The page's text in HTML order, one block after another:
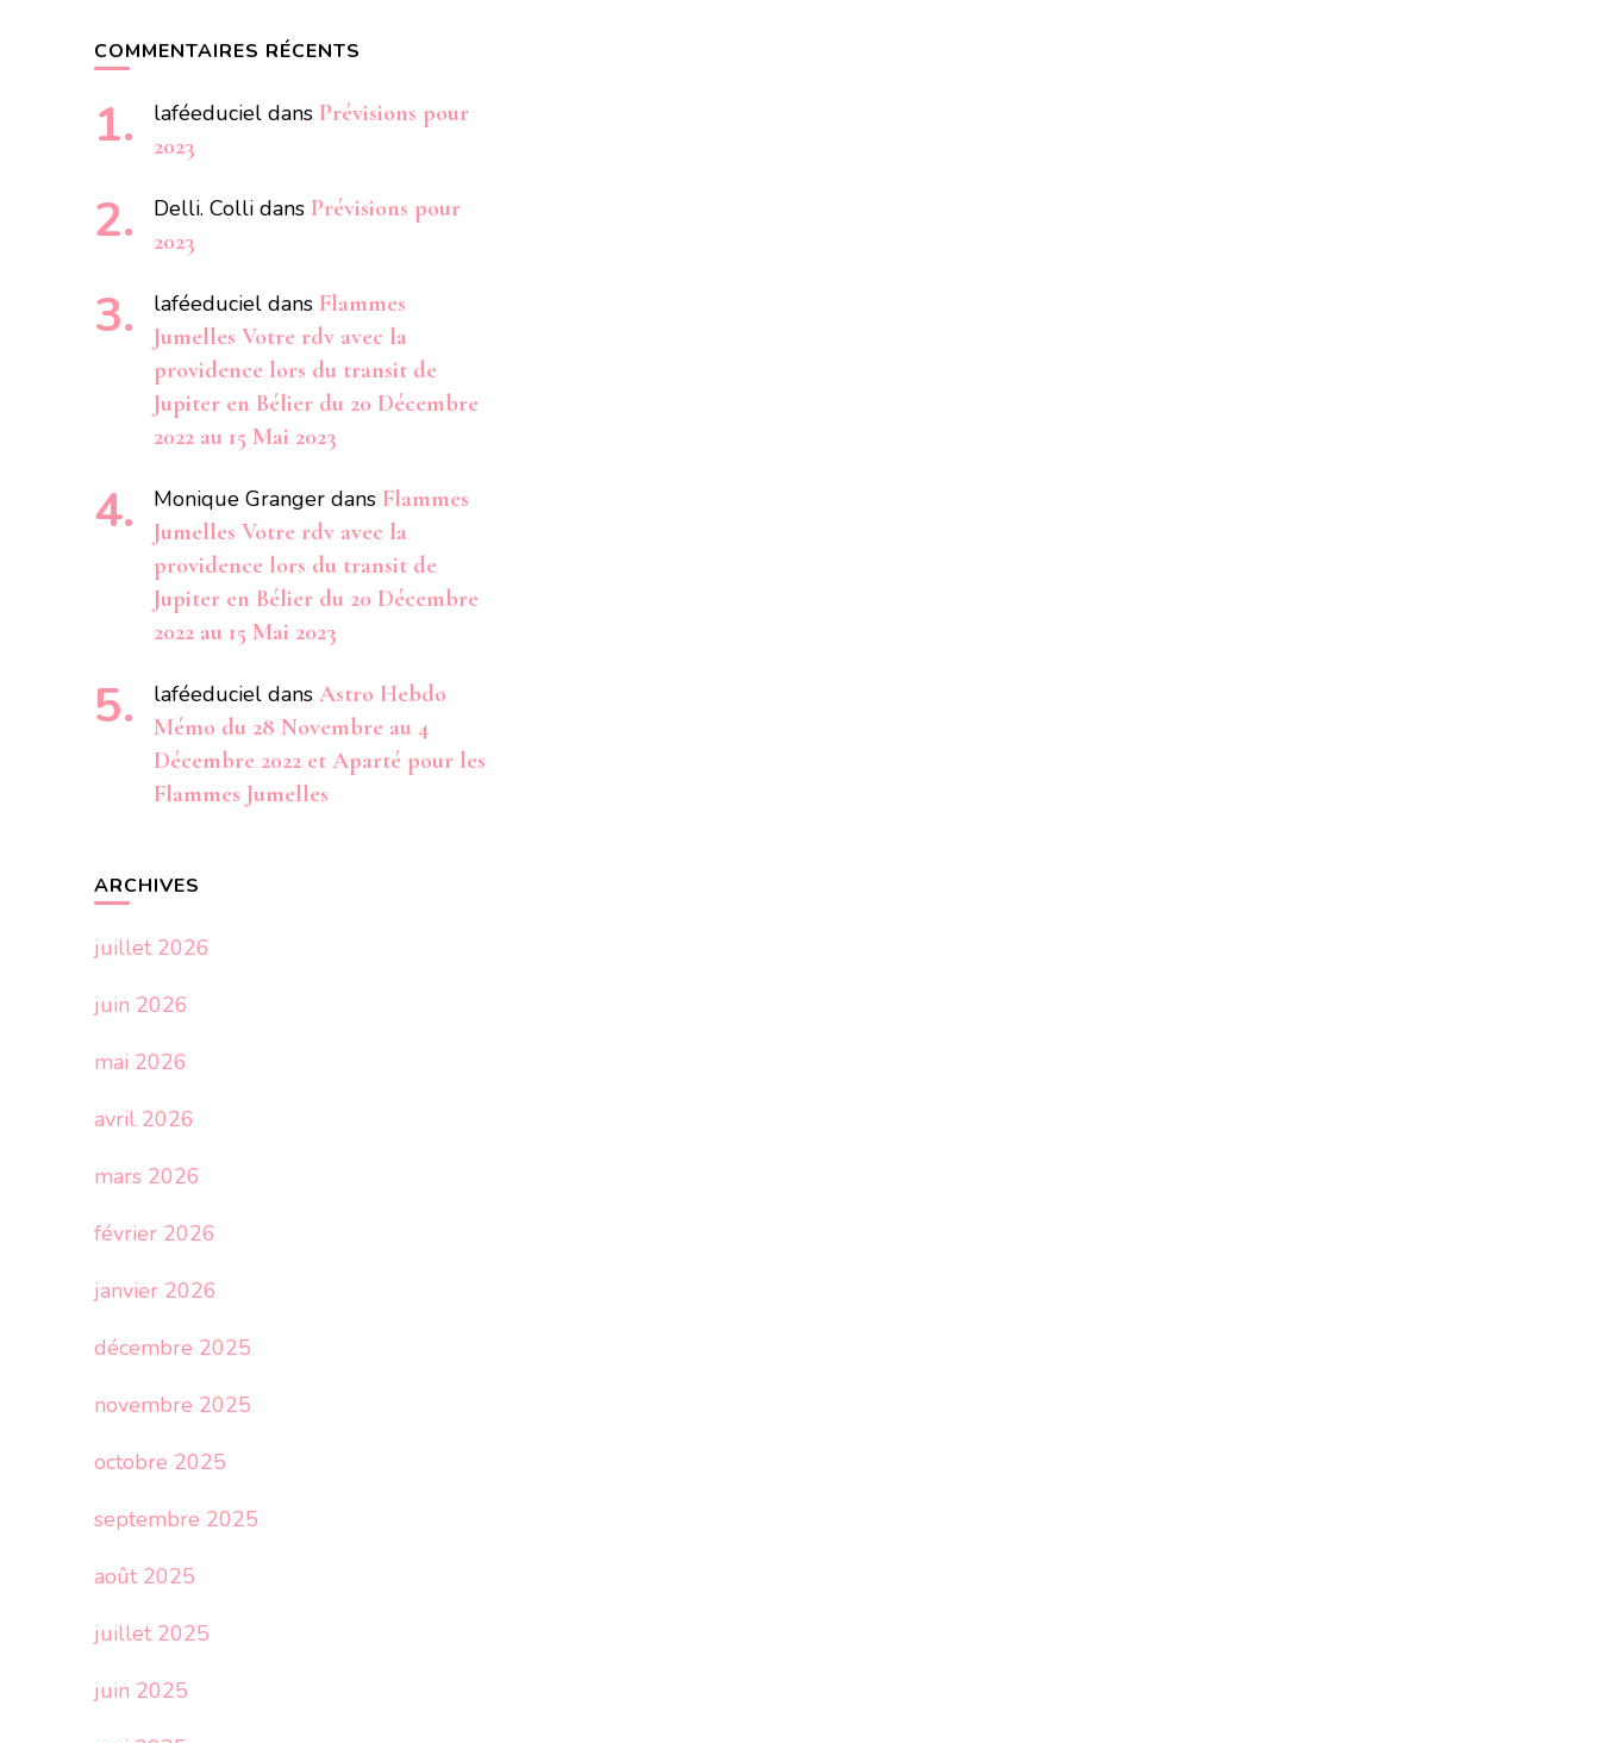
COMMENTAIRES RÉCENTS
laféeduciel dans Prévisions pour
2023
Delli. Colli dans Prévisions pour
2023
laféeduciel dans Flammes
Jumelles Votre rdv avec la
providence lors du transit de
Jupiter en Bélier du 20 Décembre
2022 au 15 Mai 2023
Monique Granger dans Flammes
Jumelles Votre rdv avec la
providence lors du transit de
Jupiter en Bélier du 20 Décembre
2022 au 15 Mai 2023
laféeduciel dans Astro Hebdo
Mémo du 28 Novembre au 4
Décembre 2022 et Aparté pour les
Flammes Jumelles
ARCHIVES
juillet 2026
juin 2026
mai 2026
avril 2026
mars 2026
février 2026
janvier 2026
décembre 2025
novembre 2025
octobre 2025
septembre 2025
août 2025
juillet 2025
juin 2025